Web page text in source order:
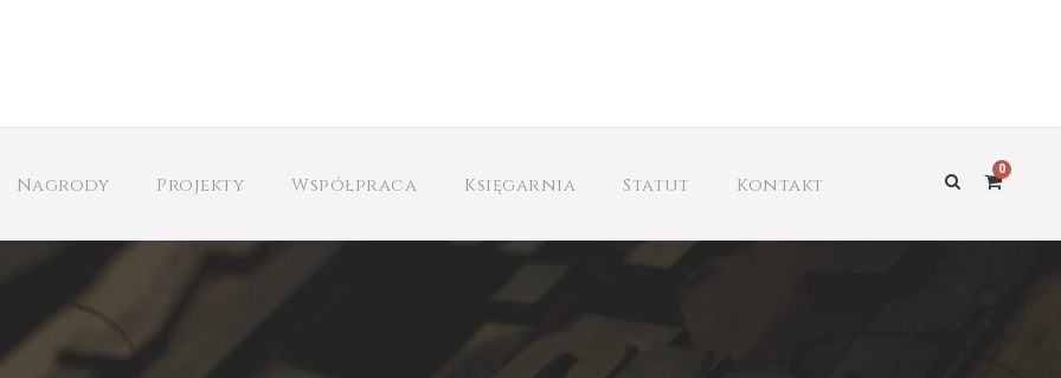
Nagrody Projekty Współpraca Księgarnia Statut Kontakt
0